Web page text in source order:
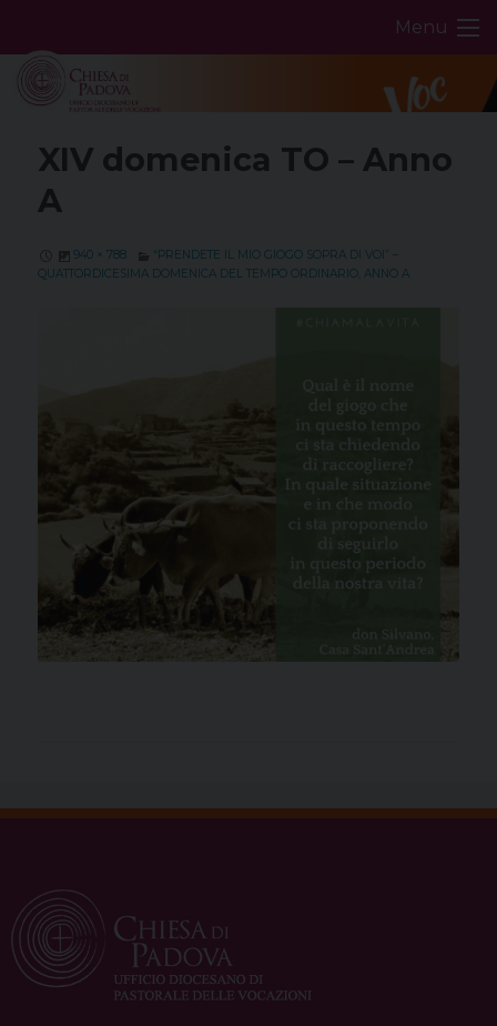
content
Menu
XIV domenica TO – Anno
A
940 × 788
“PRENDETE IL MIO GIOGO SOPRA DI VOI” –
QUATTORDICESIMA DOMENICA DEL TEMPO ORDINARIO, ANNO A